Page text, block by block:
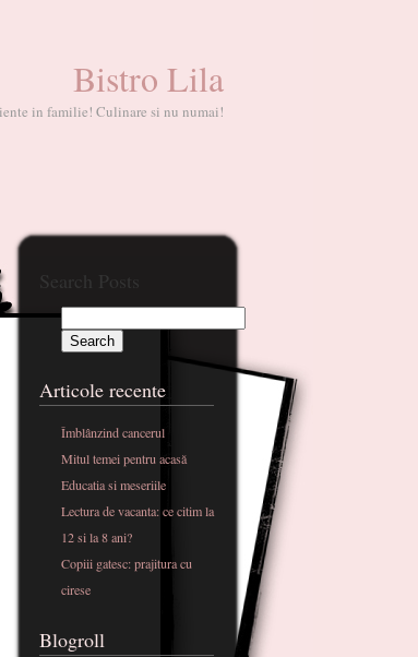
Bistro Lila
in familie! Culinare si nu numai!
Search Posts
Articole recente
Îmblânzind cancerul
Mitul temei pentru acasă
Educatia si meseriile
Lectura de vacanta: ce citim la
12 si la 8 ani?
Copiii gatesc: prajitura cu
cirese
Blogroll